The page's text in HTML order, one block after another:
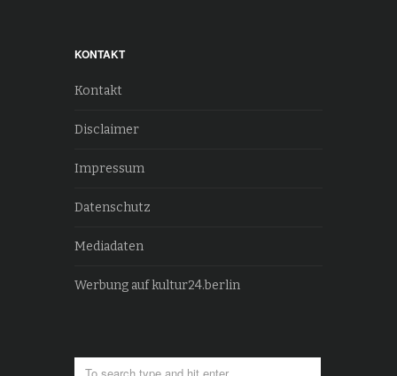
KONTAKT
Kontakt
Disclaimer
Impressum
Datenschutz
Mediadaten
Werbung auf kultur24.berlin